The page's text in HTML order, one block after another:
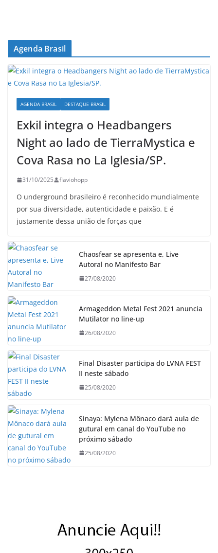
Agenda Brasil
AGENDA BRASIL DESTAQUE BRASIL
Exkil integra o Headbangers
Night ao lado de TierraMystica e
Cova Rasa no La Iglesia/SP.
31/10/2025 flaviohopp
O underground brasileiro é reconhecido mundialmente
por sua diversidade, autenticidade e paixão. E é
justamente dessa união de forças que
Chaosfear se apresenta e, Live
Autoral no Manifesto Bar
27/08/2020
Armageddon Metal Fest 2021 anuncia
Mutilator no line-up
26/08/2020
Final Disaster participa do LVNA FEST
II neste sábado
25/08/2020
Sinaya: Mylena Mônaco dará aula de
gutural em canal do YouTube no
próximo sábado
25/08/2020